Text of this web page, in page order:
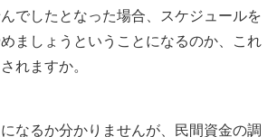
でしたとなった場合、スケジュールを
ましょうということになるのか、これ
れますか。
なるか分かりませんが、民間資金の調